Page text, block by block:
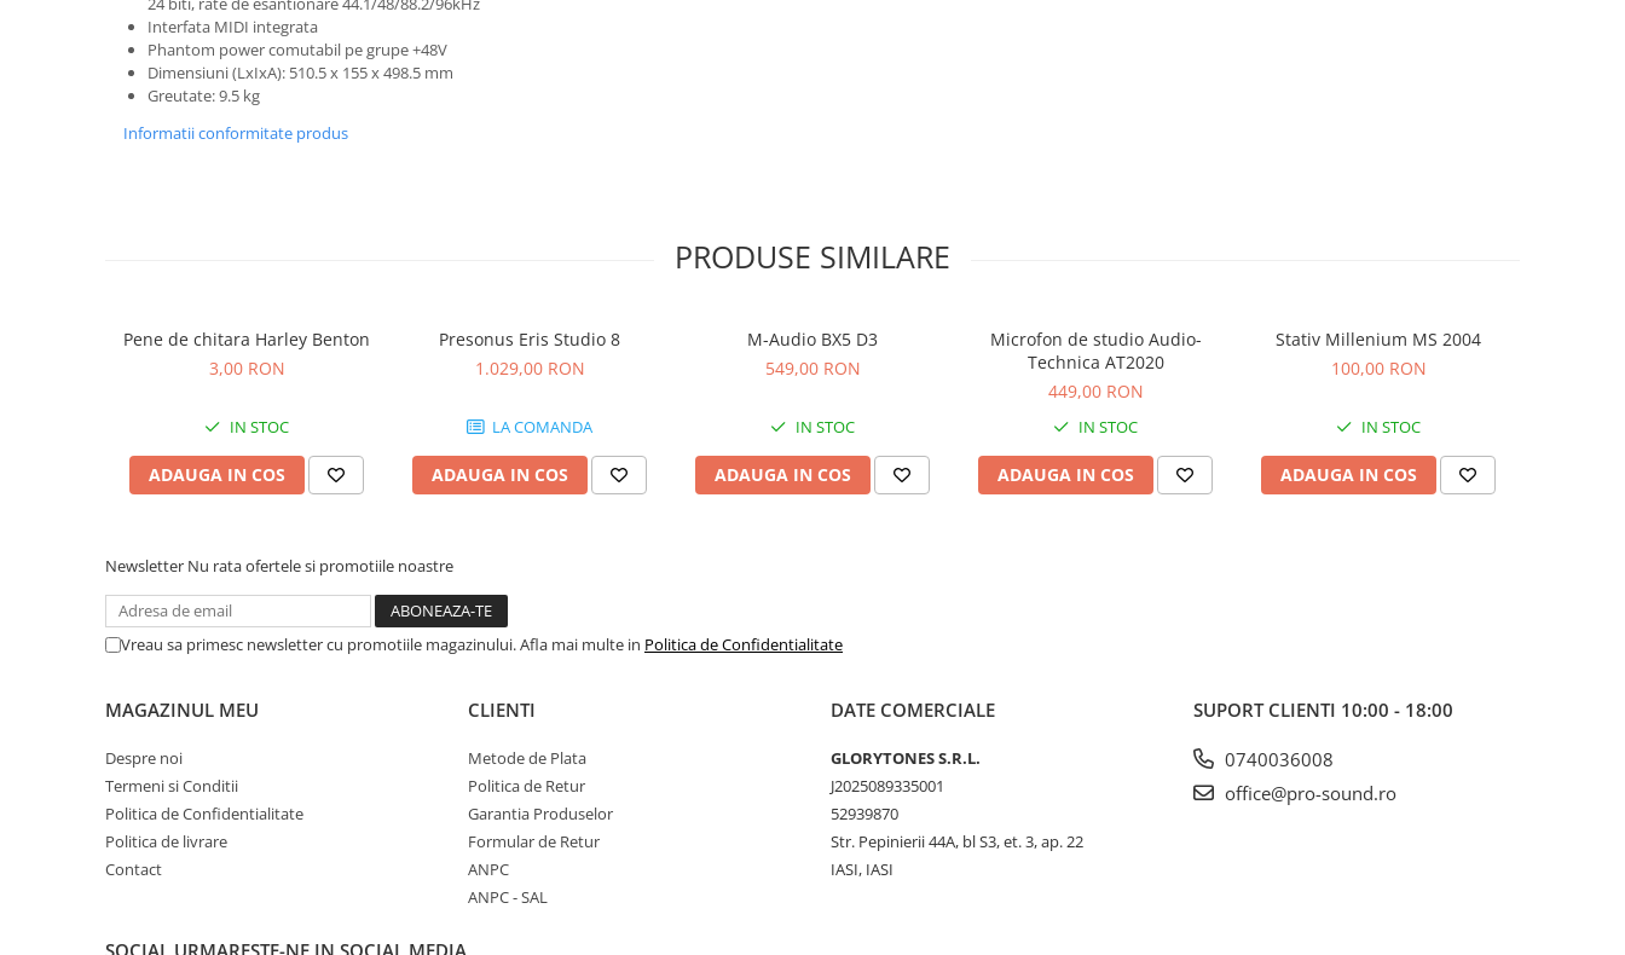
Moving Head-uri
Par Led si Pinspot
Instrumente de percutie
Accesorii Pick-up si Vinyl
CD Playere DJ
Controllere MIDI - USB DAW
Stative si pupitre DJ
Interfata MIDI integrata
Phantom power comutabil pe grupe +48V
Dimensiuni (LxIxA): 510.5 x 155 x 498.5 mm
Greutate: 9.5 kg
Informatii conformitate produs
PRODUSE SIMILARE
Pene de chitara Harley Benton
3,00 RON
IN STOC
ADAUGA IN COS
Presonus Eris Studio 8
1.029,00 RON
LA COMANDA
ADAUGA IN COS
M-Audio BX5 D3
549,00 RON
IN STOC
ADAUGA IN COS
Microfon de studio Audio-
Technica AT2020
449,00 RON
IN STOC
ADAUGA IN COS
Stativ Millenium MS 2004
100,00 RON
IN STOC
ADAUGA IN COS
Newsletter Nu rata ofertele si promotiile noastre
Vreau sa primesc newsletter cu promotiile magazinului. Afla mai multe in Politica de Confidentialitate
MAGAZINUL MEU
Despre noi
Termeni si Conditii
Politica de Confidentialitate
Politica de livrare
Contact
CLIENTI
Metode de Plata
Politica de Retur
Garantia Produselor
Formular de Retur
ANPC
ANPC - SAL
DATE COMERCIALE
GLORYTONES S.R.L.
J2025089335001
52939870
Str. Pepinierii 44A, bl S3, et. 3, ap. 22
IASI, IASI
SUPORT CLIENTI 10:00 - 18:00
0740036008
office@pro-sound.ro
SOCIAL URMARESTE-NE IN SOCIAL MEDIA